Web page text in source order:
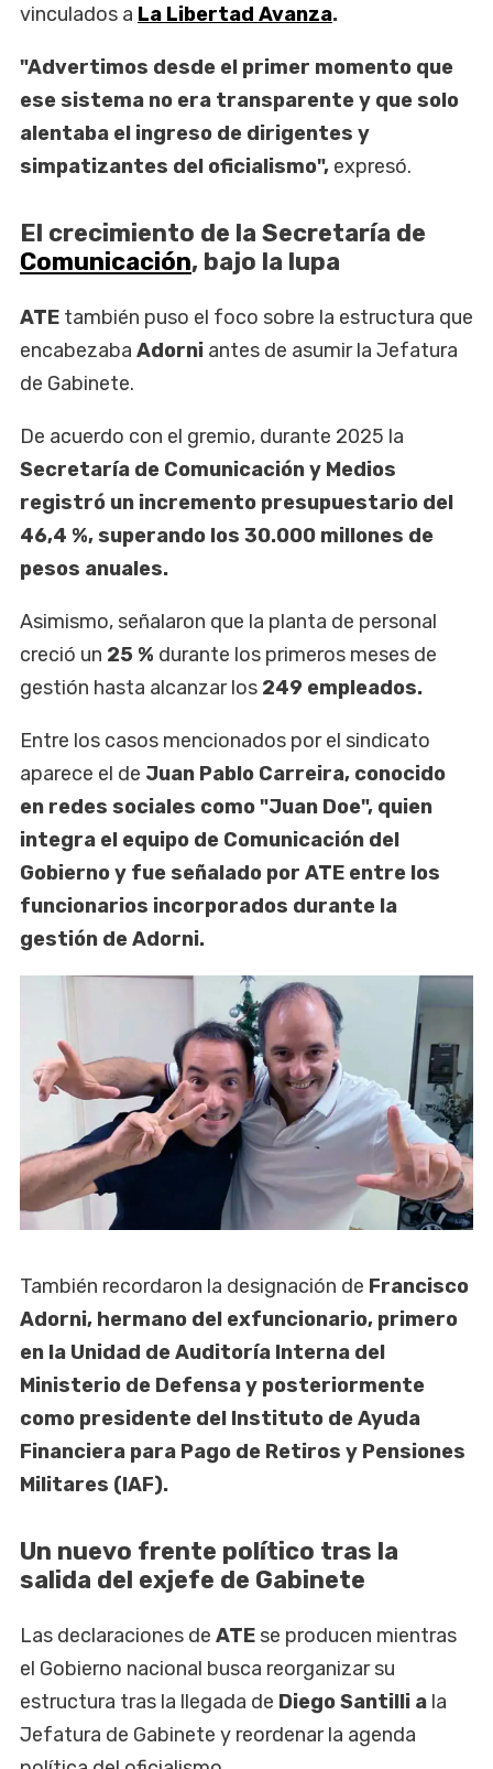
vinculados a La Libertad Avanza.
"Advertimos desde el primer momento que
ese sistema no era transparente y que solo
alentaba el ingreso de dirigentes y
simpatizantes del oficialismo", expresó.
El crecimiento de la Secretaría de
Comunicación, bajo la lupa
ATE también puso el foco sobre la estructura que
encabezaba Adorni antes de asumir la Jefatura
de Gabinete.
De acuerdo con el gremio, durante 2025 la
Secretaría de Comunicación y Medios
registró un incremento presupuestario del
46,4 %, superando los 30.000 millones de
pesos anuales.
Asimismo, señalaron que la planta de personal
creció un 25 % durante los primeros meses de
gestión hasta alcanzar los 249 empleados.
Entre los casos mencionados por el sindicato
aparece el de Juan Pablo Carreira, conocido
en redes sociales como "Juan Doe", quien
integra el equipo de Comunicación del
Gobierno y fue señalado por ATE entre los
funcionarios incorporados durante la
gestión de Adorni.
También recordaron la designación de Francisco
Adorni, hermano del exfuncionario, primero
en la Unidad de Auditoría Interna del
Ministerio de Defensa y posteriormente
como presidente del Instituto de Ayuda
Financiera para Pago de Retiros y Pensiones
Militares (IAF).
Un nuevo frente político tras la
salida del exjefe de Gabinete
Las declaraciones de ATE se producen mientras
el Gobierno nacional busca reorganizar su
estructura tras la llegada de Diego Santilli a la
Jefatura de Gabinete y reordenar la agenda